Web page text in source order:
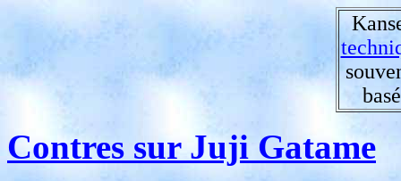
Contres sur Juji Gatame